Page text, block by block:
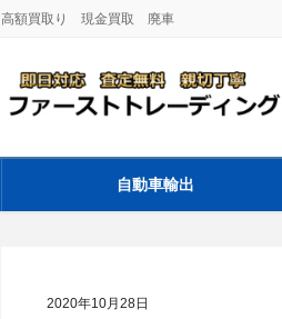
高額買取り 現金買取 廃車
自動車輸出
2020年10月28日